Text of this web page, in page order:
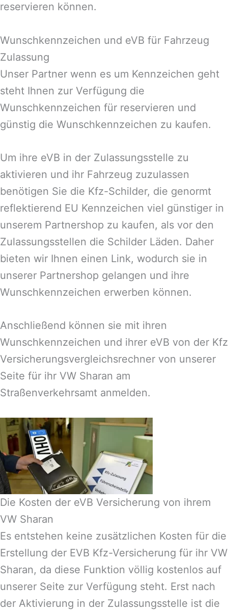
reservieren können.
Wunschkennzeichen und eVB für Fahrzeug
Zulassung
Unser Partner wenn es um Kennzeichen geht
steht Ihnen zur Verfügung die
Wunschkennzeichen für reservieren und
günstig die Wunschkennzeichen zu kaufen.
Um ihre eVB in der Zulassungsstelle zu
aktivieren und ihr Fahrzeug zuzulassen
benötigen Sie die Kfz-Schilder, die genormt
reflektierend EU Kennzeichen viel günstiger in
unserem Partnershop zu kaufen, als vor den
Zulassungsstellen die Schilder Läden. Daher
bieten wir Ihnen einen Link, wodurch sie in
unserer Partnershop gelangen und ihre
Wunschkennzeichen erwerben können.
Anschließend können sie mit ihren
Wunschkennzeichen und ihrer eVB von der Kfz
Versicherungsvergleichsrechner von unserer
Seite für ihr VW Sharan am
Straßenverkehrsamt anmelden.
Die Kosten der eVB Versicherung von ihrem
VW Sharan
Es entstehen keine zusätzlichen Kosten für die
Erstellung der EVB Kfz-Versicherung für ihr VW
Sharan, da diese Funktion völlig kostenlos auf
unserer Seite zur Verfügung steht. Erst nach
der Aktivierung in der Zulassungsstelle ist die